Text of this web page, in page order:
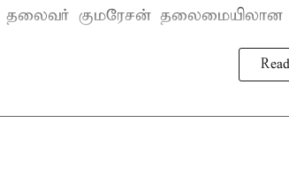
தலைவர் குமரேசன் தலைமையிலான